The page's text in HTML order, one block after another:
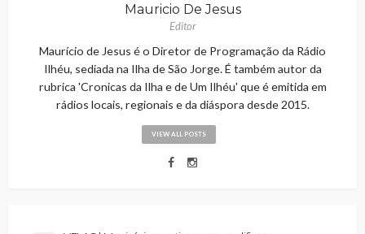
Mauricio De Jesus
Editor
Maurício de Jesus é o Diretor de Programação da Rádio
Ilhéu, sediada na Ilha de São Jorge. É também autor da
rubrica 'Cronicas da Ilha e de Um Ilhéu' que é emitida em
rádios locais, regionais e da diáspora desde 2015.
VIEW ALL POSTS